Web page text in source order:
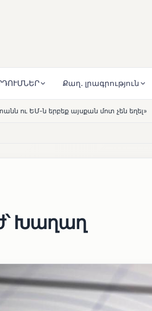
Քաղ. լրագրություն
մոտ չեն եղել» HOT Լեռնահովիտի
Խաղաղ